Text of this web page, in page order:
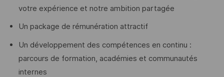
votre expérience et notre ambition partagée
Un package de rémunération attractif
Un développement des compétences en continu :
parcours de formation, académies et communautés
internes